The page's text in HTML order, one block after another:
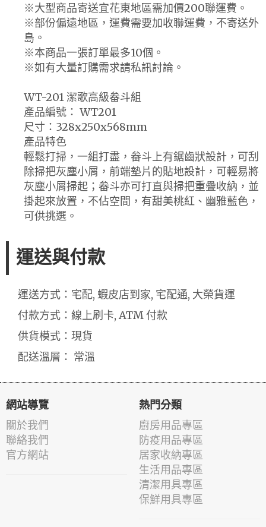
※大型商品寄送宜花東地區需加價200聯運費。
※部份偏遠地區，運費需要加收聯運費，不寄送外
島。
※本商品一張訂單最多10個。
※如有大量訂購需求請私訊討論。
WT-201 潔歌高級畚斗組
產品編號： WT201
尺寸：328x250x568mm
產品特色
輕鬆打掃，一組打盡，畚斗上有鋸齒狀設計，可刮
除掃把灰塵小屑，前端墊片的貼地設計，可輕易將
灰塵小屑掃起；畚斗亦可打直與掃把重疊收納，並
掛起來放置，不佔空間，有甜美桃紅、幽雅藍色，
可供挑選。
運送與付款
運送方式：宅配, 蝦皮店到家, 宅配通, 大榮貨運
付款方式：線上刷卡, ATM 付款
供貨模式：現貨
配送溫層： 常溫
網站導覽
關於我們
聯絡我們
官方網站
熱門分類
廚房用品專區
防疫用品專區
居家收納專區
生活用品專區
清潔用具專區
保鮮用具專區